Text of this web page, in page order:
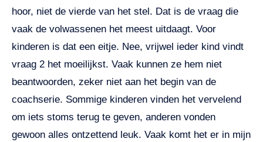
hoor, niet de vierde van het stel. Dat is de vraag die
vaak de volwassenen het meest uitdaagt. Voor
kinderen is dat een eitje. Nee, vrijwel ieder kind vindt
vraag 2 het moeilijkst. Vaak kunnen ze hem niet
beantwoorden, zeker niet aan het begin van de
coachserie. Sommige kinderen vinden het vervelend
om iets stoms terug te geven, anderen vonden
gewoon alles ontzettend leuk. Vaak komt het er in mijn